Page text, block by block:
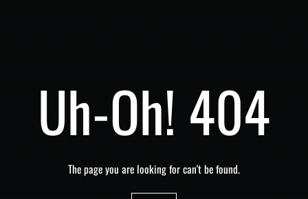
Uh-Oh! 404
The page you are looking for can't be found.